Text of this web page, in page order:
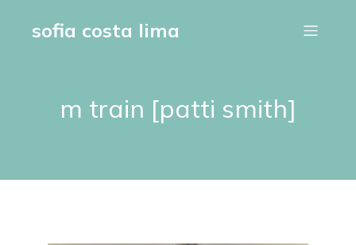
sofia costa lima
m train [patti smith]